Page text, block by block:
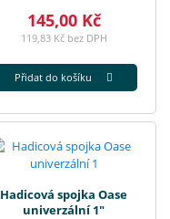
145,00 Kč
119,83 Kč bez DPH
Přidat do košíku
Hadicová spojka Oase
univerzální 1"